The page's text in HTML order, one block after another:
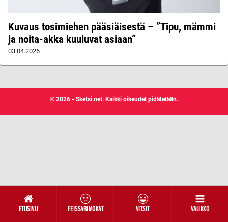
ETUSIVU FEISSARIMOKAT VITSIT VALIKKO
Kuvaus tosimiehen pääsiäisestä – ”Tipu, mämmi
ja noita-akka kuuluvat asiaan”
03.04.2026
© 2026 - Sketsi.net. Kaikki oikeudet pidätetään.